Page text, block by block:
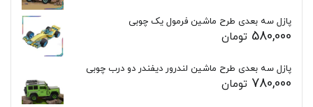
پازل سه بعدی طرح ماشین فرمول یک چوبی
580,000 تومان
پازل سه بعدی طرح ماشین لندرور دیفندر دو درب چوبی
780,000 تومان